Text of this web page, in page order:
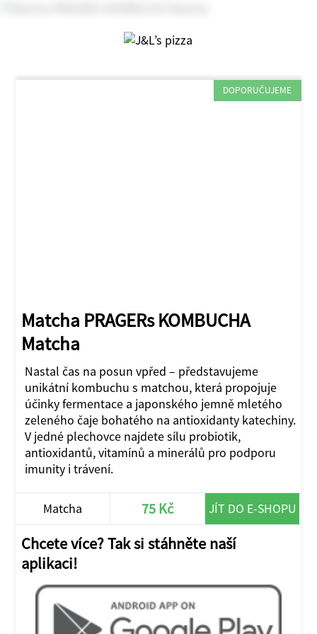
DOPORUČUJEME
Matcha PRAGERs KOMBUCHA
Matcha
Nastal čas na posun vpřed – představujeme
unikátní kombuchu s matchou, která propojuje
účinky fermentace a japonského jemně mletého
zeleného čaje bohatého na antioxidanty katechiny.
V jedné plechovce najdete sílu probiotik,
antioxidantů, vitamínů a minerálů pro podporu
imunity i trávení.
Matcha 75 Kč JÍT DO E-SHOPU
Chcete více? Tak si stáhněte naší
aplikaci!